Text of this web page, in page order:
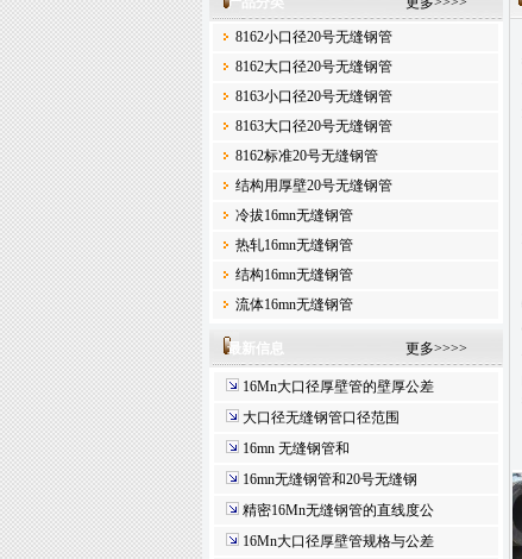
8162小口径20号无缝钢管
8162大口径20号无缝钢管
8163小口径20号无缝钢管
8163大口径20号无缝钢管
8162标准20号无缝钢管
结构用厚壁20号无缝钢管
冷拔16mn无缝钢管
热轧16mn无缝钢管
结构16mn无缝钢管
流体16mn无缝钢管
最新信息 更多>>>>
16Mn大口径厚壁管的壁厚公差
大口径无缝钢管口径范围
16mn 无缝钢管和
16mn无缝钢管和20号无缝钢
精密16Mn无缝钢管的直线度公
16Mn大口径厚壁管规格与公差